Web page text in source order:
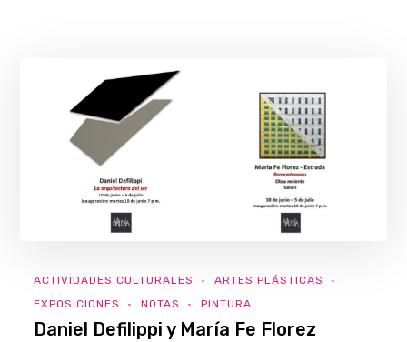
ACTIVIDADES CULTURALES
ARTES PLÁSTICAS
EXPOSICIONES
NOTAS PINTURA
Daniel Defilippi y María Fe Florez